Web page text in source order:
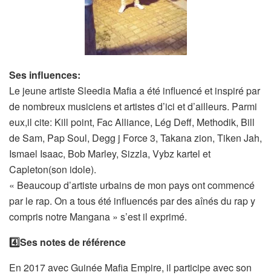
Ses influences:
Le jeune artiste Sleedia Mafia a été influencé et inspiré par
de nombreux musiciens et artistes d’ici et d’ailleurs. Parmi
eux,il cite: Kill point, Fac Alliance, Lég Deff, Methodik, Bill
de Sam, Pap Soul, Degg j Force 3, Takana zion, Tiken Jah,
Ismael Isaac, Bob Marley, Sizzla, Vybz kartel et
Capleton(son idole).
« Beaucoup d’artiste urbains de mon pays ont commencé
par le rap. On a tous été influencés par des aînés du rap y
compris notre Mangana » s’est il exprimé.
4️⃣Ses notes de référence
En 2017 avec Guinée Mafia Empire, il participe avec son